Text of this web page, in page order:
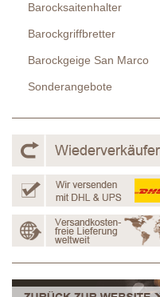
Barocksaitenhalter
Barockgriffbretter
Barockgeige San Marco
Sonderangebote